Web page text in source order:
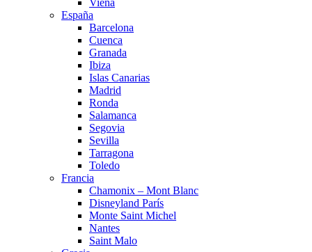
Viena
España
Barcelona
Cuenca
Granada
Ibiza
Islas Canarias
Madrid
Ronda
Salamanca
Segovia
Sevilla
Tarragona
Toledo
Francia
Chamonix – Mont Blanc
Disneyland París
Monte Saint Michel
Nantes
Saint Malo